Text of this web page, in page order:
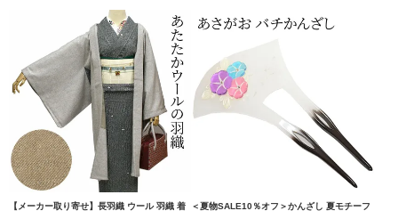
【メーカー取り寄せ】長羽織 ウール 羽織 着 ＜夏物SALE10％オフ＞かんざし 夏モチーフ